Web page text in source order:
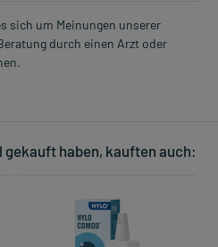
sich um Meinungen unserer
durch einen Arzt oder
gekauft haben, kauften auch: